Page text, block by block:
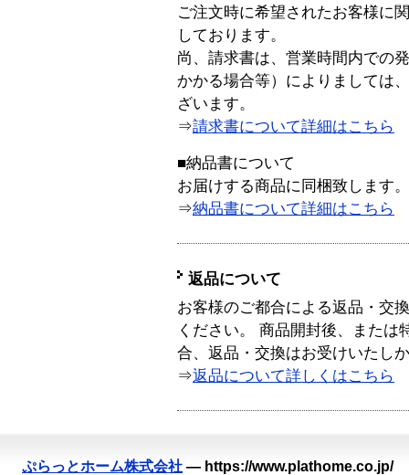
ご注文時に希望されたお客様に
しております。
尚、請求書は、営業時間内での
かかる場合等）によりましては
ざいます。
⇒請求書について詳細はこちら
■納品書について
お届けする商品に同梱致します。
⇒納品書について詳細はこちら
返品について
お客様のご都合による返品・交
ください。 商品開封後、または
合、返品・交換はお受けいたし
⇒返品について詳しくはこちら
ぷらっとホーム株式会社 — https://www.plathome.co.jp/